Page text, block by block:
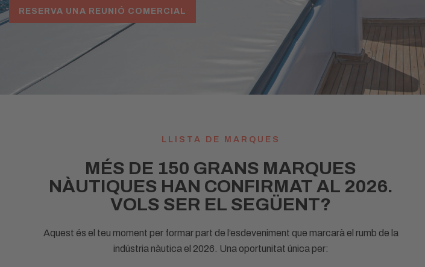
RESERVA UNA REUNIÓ COMERCIAL
LLISTA DE MARQUES
MÉS DE 150 GRANS MARQUES
NÀUTIQUES HAN CONFIRMAT AL 2026.
VOLS SER EL SEGÜENT?
Aquest és el teu moment per formar part de l’esdeveniment que marcarà el rumb de la
indústria nàutica el 2026. Una oportunitat única per: